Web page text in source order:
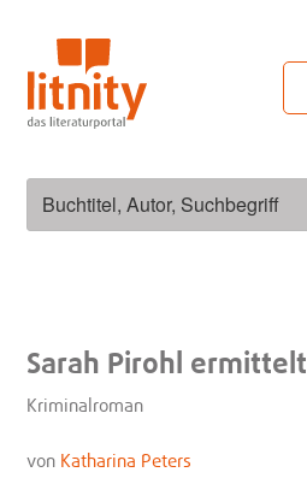
springen
Sarah Pirohl ermittelt
Kriminalroman
von Katharina Peters